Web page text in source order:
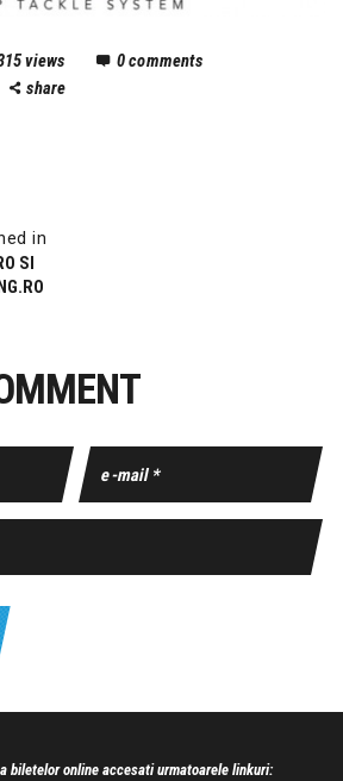
views 0comments
share
in
SI
biletelor online accesati urmatoarele linkuri: